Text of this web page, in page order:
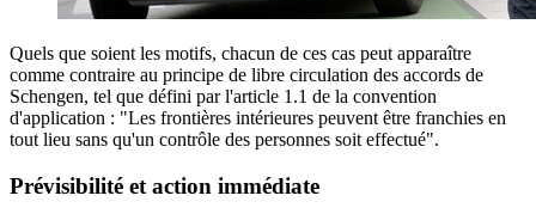
Quels que soient les motifs, chacun de ces cas peut apparaître
comme contraire au principe de libre circulation des accords de
Schengen, tel que défini par l'article 1.1 de la convention
d'application : "Les frontières intérieures peuvent être franchies en
tout lieu sans qu'un contrôle des personnes soit effectué".
Prévisibilité et action immédiate